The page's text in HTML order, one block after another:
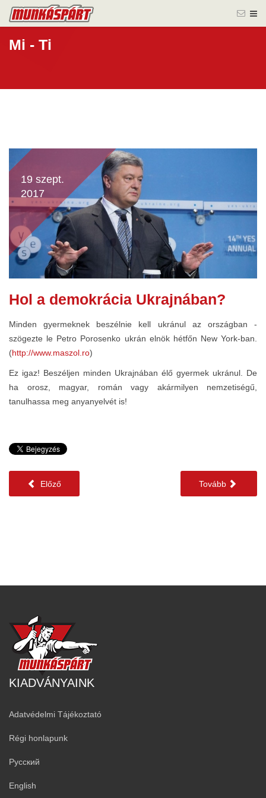
Mi - Ti
19 szept.
2017
Hol a demokrácia Ukrajnában?
Minden gyermeknek beszélnie kell ukránul az országban -
szögezte le Petro Porosenko ukrán elnök hétfőn New York-ban.
(http://www.maszol.ro)
Ez igaz! Beszéljen minden Ukrajnában élő gyermek ukránul. De
ha orosz, magyar, román vagy akármilyen nemzetiségű,
tanulhassa meg anyanyelvét is!
Előző Tovább
KIADVÁNYAINK
Adatvédelmi Tájékoztató
Régi honlapunk
Русский
English